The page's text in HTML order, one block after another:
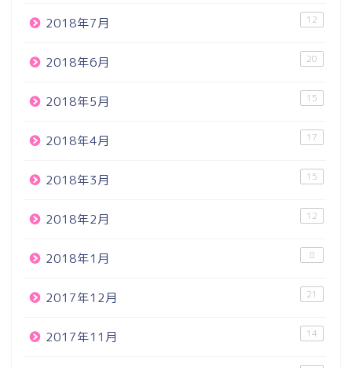
2018年7月 12
2018年6月 20
2018年5月 15
2018年4月 17
2018年3月 15
2018年2月 12
2018年1月 8
2017年12月 21
2017年11月 14